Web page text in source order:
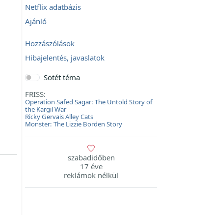
Netflix adatbázis
Ajánló
Hozzászólások
Hibajelentés, javaslatok
Sötét téma
FRISS:
Operation Safed Sagar: The Untold Story of
the Kargil War
Ricky Gervais Alley Cats
Monster: The Lizzie Borden Story
szabadidőben
17 éve
reklámok nélkül